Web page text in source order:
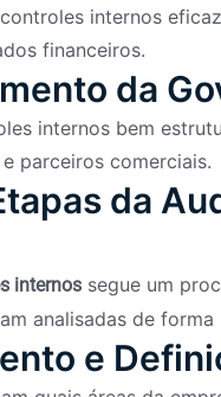
internos
financeiros.
da
internos bem
parceiros comerciais.
da
internossegue um
analisadas de
e